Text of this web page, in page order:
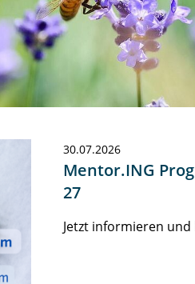
30.07.2026
Mentor.ING
27
Jetzt informieren